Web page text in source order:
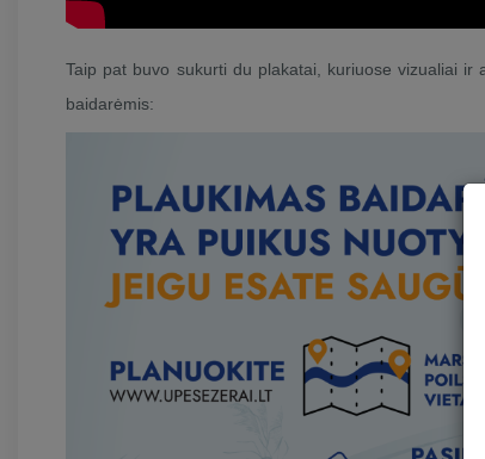
Taip pat buvo sukurti du plakatai, kuriuose vizualiai
baidarėmis: